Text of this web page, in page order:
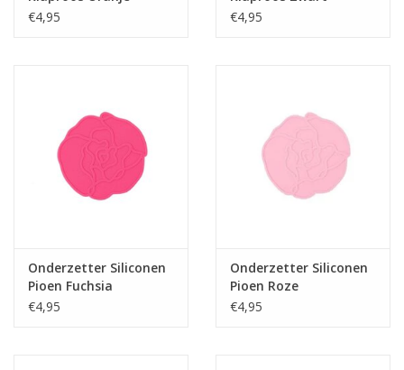
€4,95
€4,95
Onderzetter Siliconen
Pioen Fuchsia
€4,95
Onderzetter Siliconen
Pioen Roze
€4,95